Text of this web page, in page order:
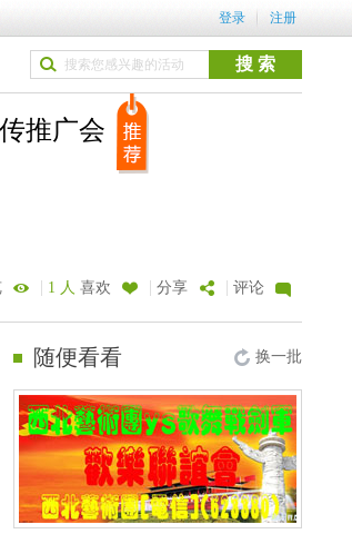
登录 注册
推广会
| 1 人 喜欢 | 分享 | 评论
随便看看 换一批